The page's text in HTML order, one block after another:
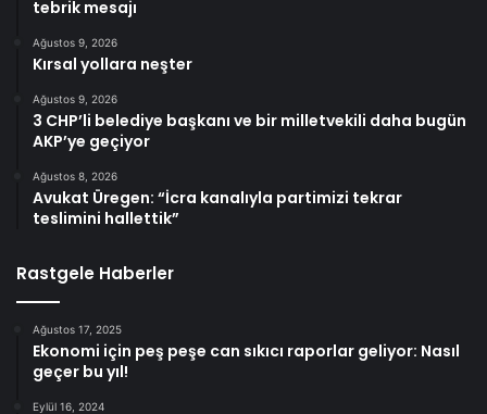
tebrik mesajı
Ağustos 9, 2026
Kırsal yollara neşter
Ağustos 9, 2026
3 CHP’li belediye başkanı ve bir milletvekili daha bugün
AKP’ye geçiyor
Ağustos 8, 2026
Avukat Üregen: “İcra kanalıyla partimizi tekrar
teslimini hallettik”
Rastgele Haberler
Ağustos 17, 2025
Ekonomi için peş peşe can sıkıcı raporlar geliyor: Nasıl
geçer bu yıl!
Eylül 16, 2024